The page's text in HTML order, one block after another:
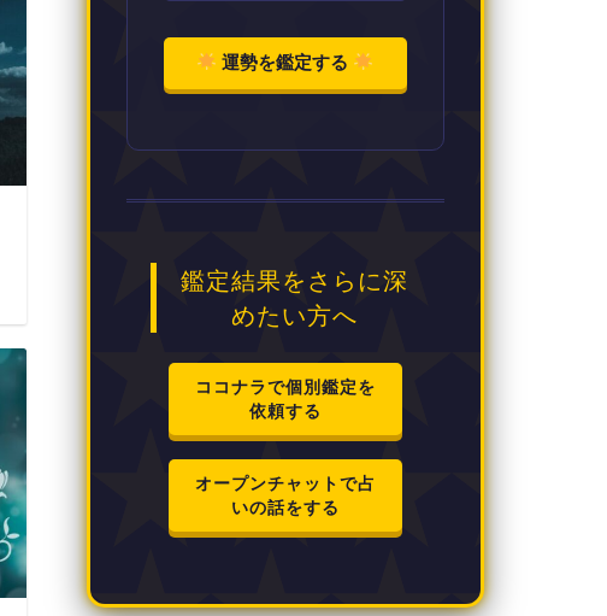
運勢を鑑定する
鑑定結果をさらに深
めたい方へ
ココナラで個別鑑定を
依頼する
オープンチャットで占
いの話をする